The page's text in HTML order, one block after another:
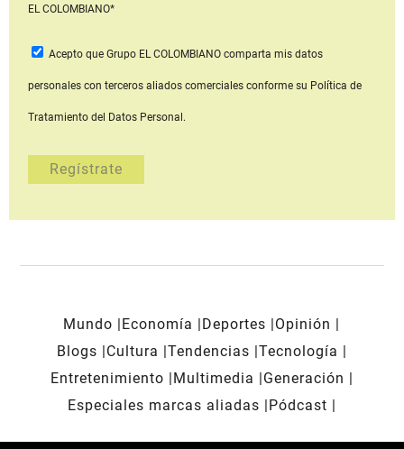
EL COLOMBIANO*
Acepto que Grupo EL COLOMBIANOcomparta mis datos
personales con terceros aliados comerciales conforme su Política de
Tratamiento del Datos Personal.
Mundo Economía Deportes
Opinión
Blogs
Cultura Tendencias Tecnología
Entretenimiento
Multimedia
Generación
Especiales marcas aliadas
Pódcast